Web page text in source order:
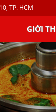
TP. HCM
GIỚI